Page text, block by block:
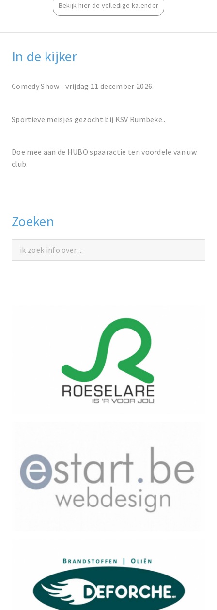
Bekijk hier de volledige kalender
In de kijker
Comedy Show - vrijdag 11 december 2026.
Sportieve meisjes gezocht bij KSV Rumbeke..
Doe mee aan de HUBO spaaractie ten voordele van uw
club.
Zoeken